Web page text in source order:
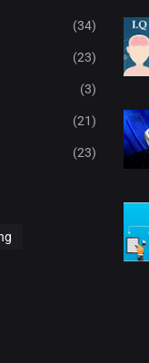
(34)
(23)
(3)
(21)
(23)